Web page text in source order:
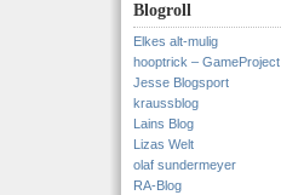
Blogroll
Elkes alt-mulig
hooptrick – GameProject
Jesse Blogsport
kraussblog
Lains Blog
Lizas Welt
olaf sundermeyer
RA-Blog